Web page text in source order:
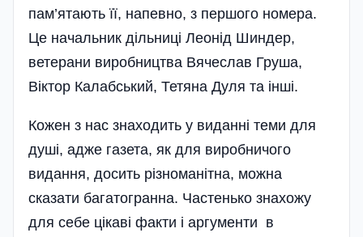
пам’ятають її, напевно, з першого номера.
Це начальник дільниці Леонід Шиндер,
ветерани виробництва Вячеслав Груша,
Віктор Калабський, Тетяна Дуля та інші.
Кожен з нас знаходить у виданні теми для
душі, адже газета, як для виробничого
видання, досить різноманітна, можна
сказати багатогранна. Частенько знахожу
для себе цікаві факти і аргументи в